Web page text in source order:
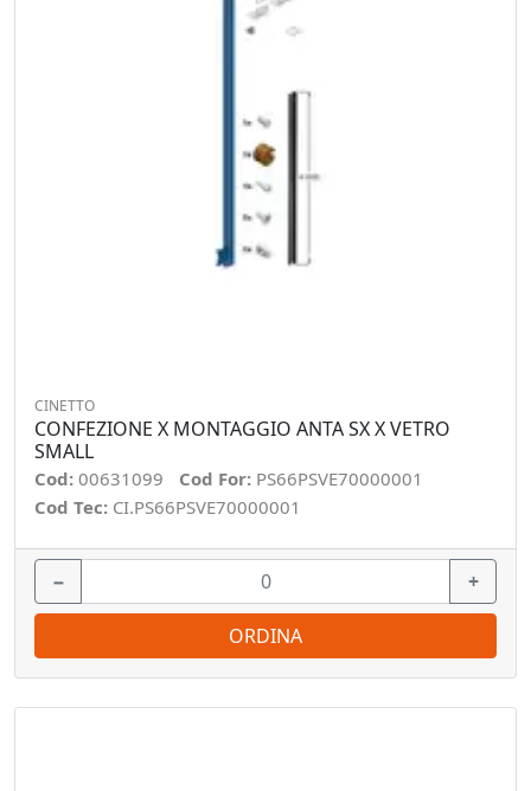
CINETTO
CONFEZIONE X MONTAGGIO ANTA SX X VETRO
SMALL
Cod: 00631099 Cod For: PS66PSVE70000001
Cod Tec: CI.PS66PSVE70000001
− +
ORDINA